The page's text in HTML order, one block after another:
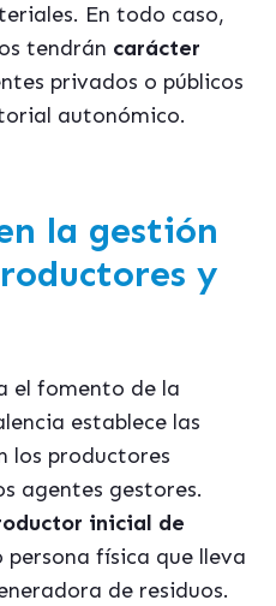
En todo caso,
tendrán carácter
privados o públicos
autonómico.
la gestión
y
el fomento de la
establece las
los productores
agentes gestores.
inicial de
persona física que lleva
de residuos.